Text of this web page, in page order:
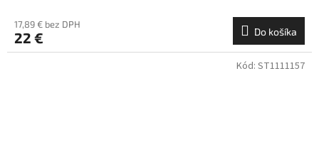
17,89 € bez DPH
22 € Do košíka
Kód: ST1111157